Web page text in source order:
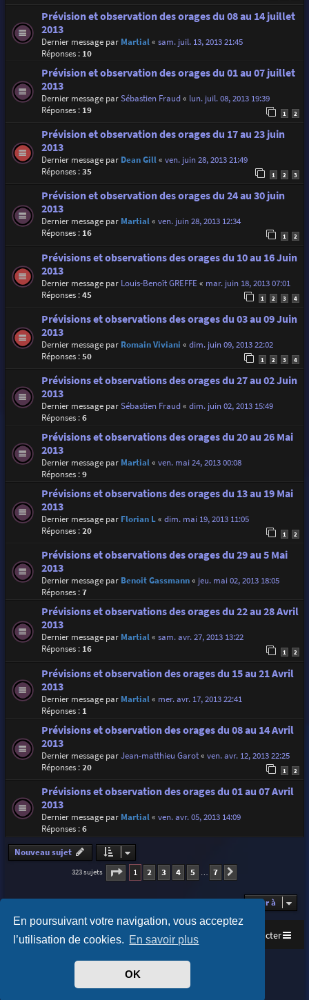
En poursuivant votre navigation, vous acceptez
l’utilisation de cookies. En savoir plus
OK
Prévision et observation des orages du 08 au 14 juillet
2013
Dernier message par Martial« sam. juil. 13, 2013 21:45
Réponses : 10
Prévision et observation des orages du 01 au 07 juillet
2013
Dernier message parSébastien Fraud« lun. juil. 08, 2013 19:39
Réponses : 19 1 2
Prévision et observation des orages du 17 au 23 juin
2013
Dernier message par Dean Gill« ven. juin 28, 2013 21:49
Réponses :35 1 2 3
Prévision et observation des orages du 24 au 30 juin
2013
Dernier message par Martial« ven. juin 28, 2013 12:34
Réponses : 16 1 2
Prévisions et observations des orages du 10 au 16 Juin
2013
Dernier message par Louis-Benoît GREFFE« mar. juin 18, 2013 07:01
Réponses :45 1 2 3 4
Prévisions et observations des orages du 03 au 09 Juin
2013
Dernier message par Romain Viviani « dim. juin 09, 2013 22:02
Réponses :50 1 2 3 4
Prévisions et observations des orages du 27 au 02 Juin
2013
Dernier message parSébastien Fraud« dim. juin 02, 2013 15:49
Réponses :6
Prévisions et observations des orages du 20 au 26 Mai
2013
Dernier message par Martial« ven. mai 24, 2013 00:08
Réponses :9
Prévisions et observations des orages du 13 au 19 Mai
2013
Dernier message par Florian L« dim. mai 19, 2013 11:05
Réponses :20 1 2
Prévisions et observations des orages du 29 au 5 Mai
2013
Dernier message par Benoit Gassmann« jeu. mai 02, 2013 18:05
Réponses :7
Prévisions et observations des orages du 22 au 28 Avril
2013
Dernier message par Martial« sam. avr. 27, 2013 13:22
Réponses : 16 1 2
Prévisions et observation des orages du 15 au 21 Avril
2013
Dernier message par Martial« mer. avr. 17, 2013 22:41
Réponses : 1
Prévisions et observation des orages du 08 au 14 Avril
2013
Dernier message parJean-matthieu Garot« ven. avr. 12, 2013 22:25
Réponses :20 1 2
Prévisions et observation des orages du 01 au 07 Avril
2013
Dernier message par Martial« ven. avr. 05, 2013 14:09
Réponses :6
Nouveau sujet
323 sujets Page 1sur
1 2 3 4 5 … 7
Aller à
Accueil Index du forum Nous contacter
Purplexion style byIan Bradley
phpBB® Forum Software © phpBB Limited
Traduit parphpBB-fr.com